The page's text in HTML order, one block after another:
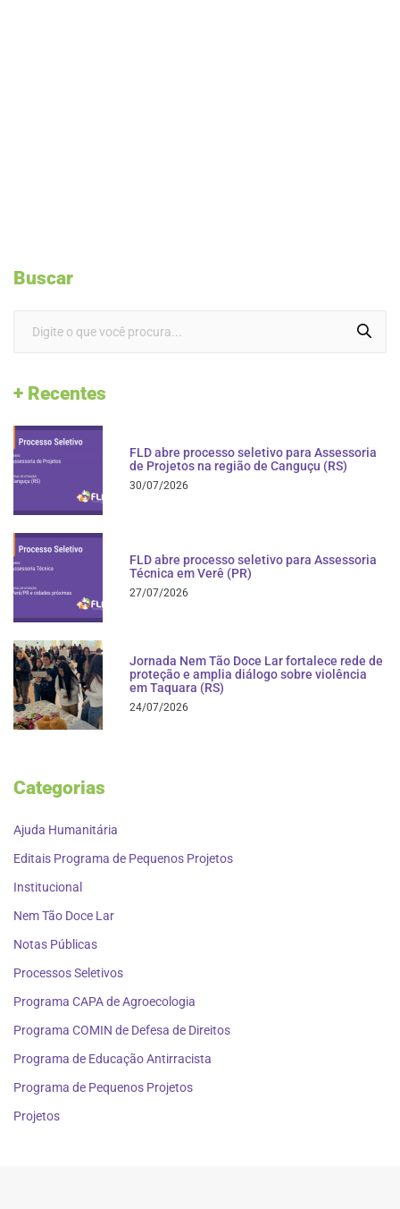
Buscar
+ Recentes
FLD abre processo seletivo para Assessoria
de Projetos na região de Canguçu (RS)
30/07/2026
FLD abre processo seletivo para Assessoria
Técnica em Verê (PR)
27/07/2026
Jornada Nem Tão Doce Lar fortalece rede de
proteção e amplia diálogo sobre violência
em Taquara (RS)
24/07/2026
Categorias
Ajuda Humanitária
Editais Programa de Pequenos Projetos
Institucional
Nem Tão Doce Lar
Notas Públicas
Processos Seletivos
Programa CAPA de Agroecologia
Programa COMIN de Defesa de Direitos
Programa de Educação Antirracista
Programa de Pequenos Projetos
Projetos